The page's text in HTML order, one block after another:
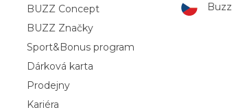
BUZZ Concept
BUZZ Značky
Sport&Bonus program
Dárková karta
Prodejny
Kariéra